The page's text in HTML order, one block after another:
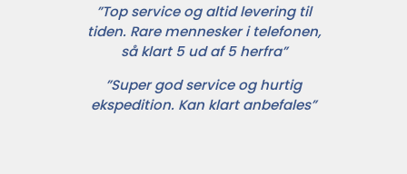
”Top service og altid levering til
tiden. Rare mennesker i telefonen,
så klart 5 ud af 5 herfra”
”Super god service og hurtig
ekspedition. Kan klart anbefales”